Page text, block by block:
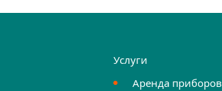
Услуги
Аренда приборов